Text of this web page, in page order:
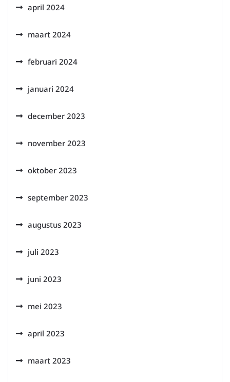
april 2024
maart 2024
februari 2024
januari 2024
december 2023
november 2023
oktober 2023
september 2023
augustus 2023
juli 2023
juni 2023
mei 2023
april 2023
maart 2023